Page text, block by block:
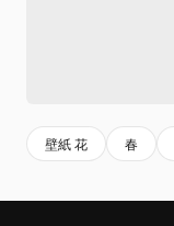
壁紙 花 春